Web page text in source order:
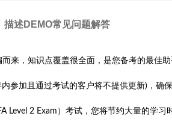
描述DEMO常见问题解答
来，知识点覆盖很全面，是您备考的最佳助
参加且通过考试的客户将不提供更新)，确
Level 2 Exam）考试，您将节约大量的学习